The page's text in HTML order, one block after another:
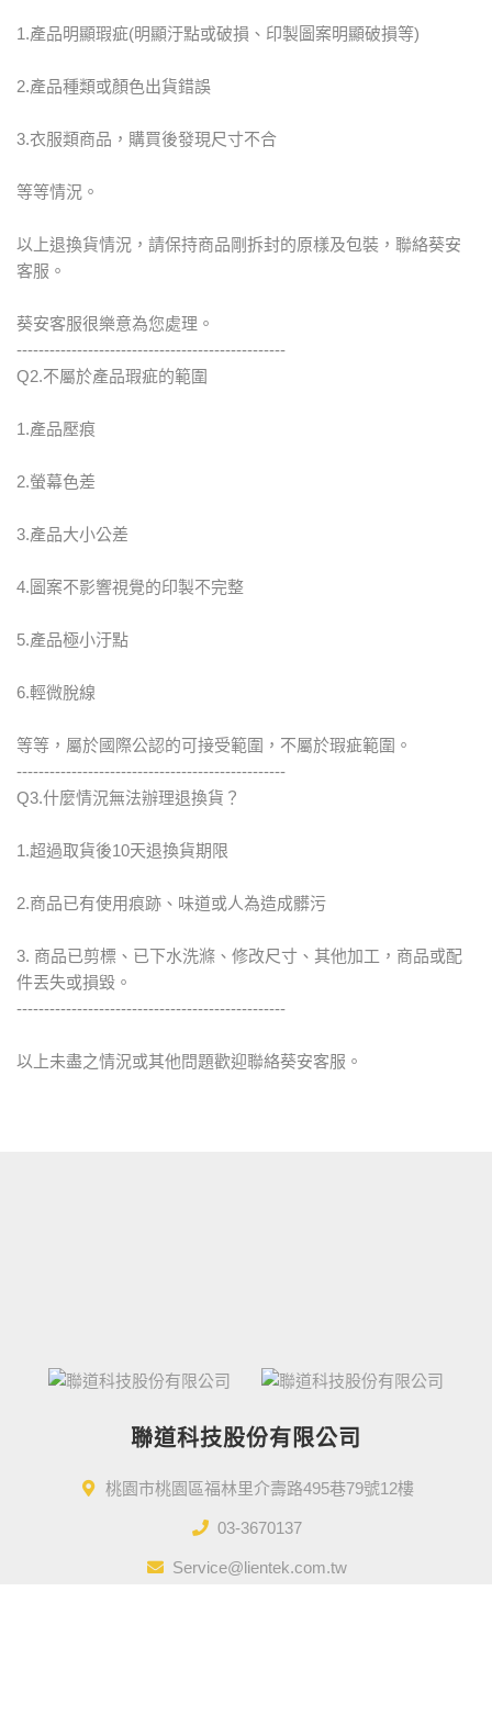
1.產品明顯瑕疵(明顯汙點或破損、印製圖案明顯破損等)
2.產品種類或顏色出貨錯誤
3.衣服類商品，購買後發現尺寸不合
等等情況。
以上退換貨情況，請保持商品剛拆封的原樣及包裝，聯絡葵安
客服。
葵安客服很樂意為您處理。
-------------------------------------------------
Q2.不屬於產品瑕疵的範圍
1.產品壓痕
2.螢幕色差
3.產品大小公差
4.圖案不影響視覺的印製不完整
5.產品極小汙點
6.輕微脫線
等等，屬於國際公認的可接受範圍，不屬於瑕疵範圍。
-------------------------------------------------
Q3.什麼情況無法辦理退換貨？
1.超過取貨後10天退換貨期限
2.商品已有使用痕跡、味道或人為造成髒污
3. 商品已剪標、已下水洗滌、修改尺寸、其他加工，商品或配
件丟失或損毀。
-------------------------------------------------
以上未盡之情況或其他問題歡迎聯絡葵安客服。
聯道科技股份有限公司
桃園市桃園區福林里介壽路495巷79號12樓
03-3670137
Service@lientek.com.tw